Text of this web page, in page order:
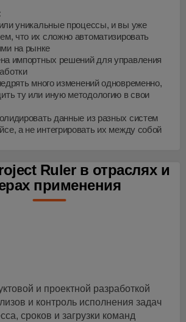
уникальные процессы, и вы уже
что их сложно автоматизировать
на рынке
импортных решений для управления
много изменений одновременно,
ту или иную методологию в свои
данные из разных систем
а не интегрировать их между собой
Ruler в отраслях и
применения
и проектной разработкой
и контроль исполнения задач
сроков и загрузки команд